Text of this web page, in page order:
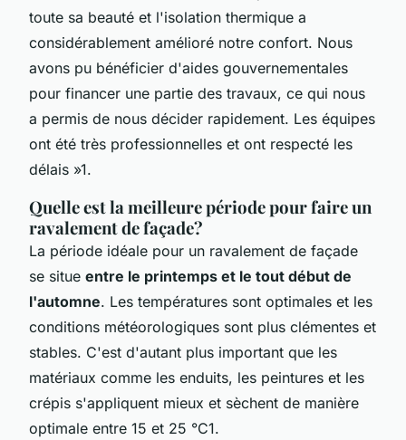
toute sa beauté et l'isolation thermique a
considérablement amélioré notre confort. Nous
avons pu bénéficier d'aides gouvernementales
pour financer une partie des travaux, ce qui nous
a permis de nous décider rapidement. Les équipes
ont été très professionnelles et ont respecté les
délais »1.
Quelle est la meilleure période pour faire un
ravalement de façade?
La période idéale pour un ravalement de façade
se situe entre le printemps et le tout début de
l'automne. Les températures sont optimales et les
conditions météorologiques sont plus clémentes et
stables. C'est d'autant plus important que les
matériaux comme les enduits, les peintures et les
crépis s'appliquent mieux et sèchent de manière
optimale entre 15 et 25 °C1.